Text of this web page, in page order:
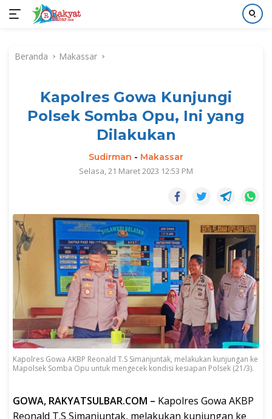
kontenBeranda Makassar
Kapolres Gowa Kunjungi
Polsek Somba Opu, Ini yang
Dilakukan
Sudirman - Makassar
Selasa, 21 Maret 2023 12:53 PM
Kapolres Gowa AKBP Reonald T.S Simanjuntak, melakukan kunjungan ke
Mapolsek Somba Opu untuk mengecek kondisi kesiapan Polsek (21/3).
GOWA, RAKYATSULBAR.COM – Kapolres Gowa AKBP
Reonald T.S Simanjuntak, melakukan kunjungan ke